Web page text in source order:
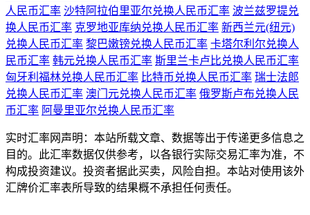
人民币汇率 沙特阿拉伯里亚尔兑换人民币汇率 波兰兹罗提兑
换人民币汇率 克罗地亚库纳兑换人民币汇率 新西兰元(纽元)
兑换人民币汇率 黎巴嫩镑兑换人民币汇率 卡塔尔利尔兑换人
民币汇率 韩元兑换人民币汇率 斯里兰卡卢比兑换人民币汇率
匈牙利福林兑换人民币汇率 比特币兑换人民币汇率 瑞士法郎
兑换人民币汇率 澳门元兑换人民币汇率 俄罗斯卢布兑换人民
币汇率 阿曼里亚尔兑换人民币汇率
实时汇率网声明：本站所载文章、数据等出于传递更多信息之
目的。此汇率数据仅供参考，以各银行实际交易汇率为准，不
构成投资建议。投资者据此买卖，风险自担。本站对使用该外
汇牌价汇率表所导致的结果概不承担任何责任。